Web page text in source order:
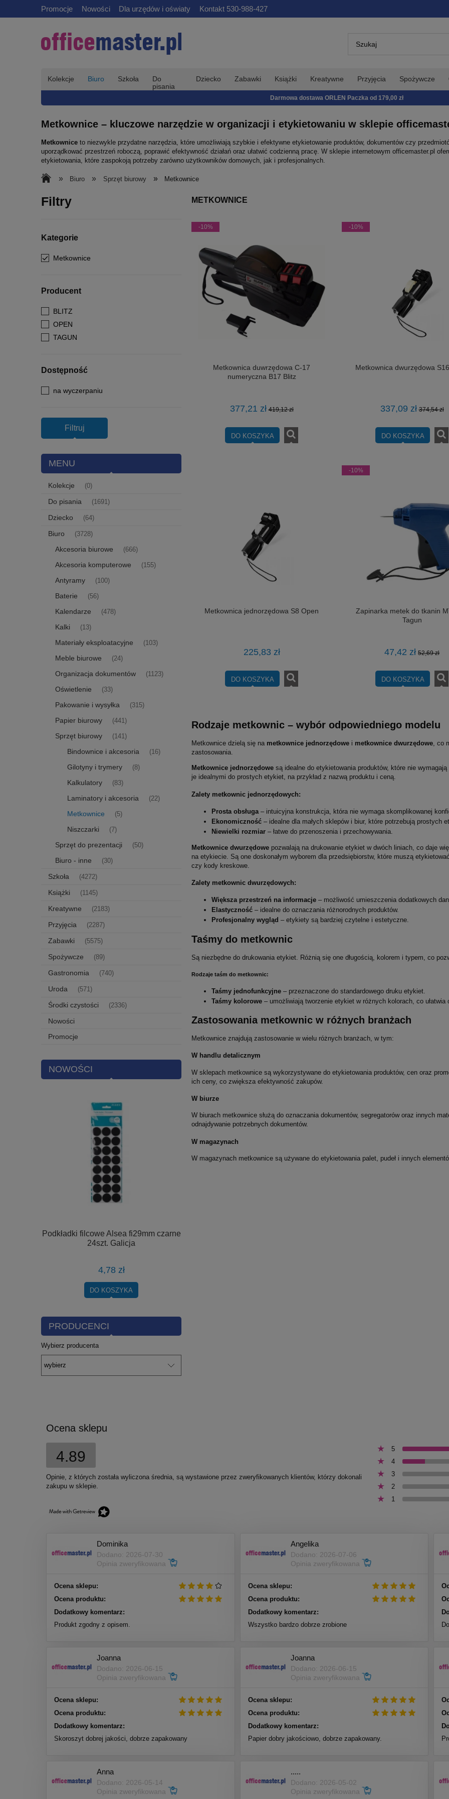
Promocje Nowości Dla urzędów i oświaty Kontakt 530-988-427
Kolekcje Biuro Szkoła
Do
pisania
Dziecko Zabawki Książki Kreatywne Przyjęcia Spożywcze
Darmowa dostawa ORLEN Paczka od 179,00 zł
Metkownice – kluczowe narzędzie w organizacji i etykietowaniu w sklepie
Metkownice to niezwykle przydatne narzędzia, które umożliwiają szybkie i efektywne etykietowanie produktów, dokumentów czy
uporządkować przestrzeń roboczą, poprawić efektywność działań oraz ułatwić codzienną pracę. W sklepie internetowym officemaster.pl
etykietowania, które zaspokoją potrzeby zarówno użytkowników domowych, jak i profesjonalnych.
» Biuro » Sprzęt biurowy » Metkownice
Filtry
Kategorie
Metkownice
Producent
BLITZ
OPEN
TAGUN
Dostępność
na wyczerpaniu
Filtruj
MENU
Kolekcje (0)
Do pisania (1691)
Dziecko (64)
Biuro (3728)
Akcesoria biurowe (666)
Akcesoria komputerowe (155)
Antyramy (100)
Baterie (56)
Kalendarze (478)
Kalki (13)
Materiały eksploatacyjne (103)
Meble biurowe (24)
Organizacja dokumentów (1123)
Oświetlenie (33)
Pakowanie i wysyłka (315)
Papier biurowy (441)
Sprzęt biurowy (141)
Bindownice i akcesoria (16)
Gilotyny i trymery (8)
Kalkulatory (83)
Laminatory i akcesoria (22)
Metkownice (5)
Niszczarki (7)
Sprzęt do prezentacji (50)
Biuro - inne (30)
Szkoła (4272)
Książki (1145)
Kreatywne (2183)
Przyjęcia (2287)
Zabawki (5575)
Spożywcze (89)
Gastronomia (740)
Uroda (571)
Środki czystości (2336)
Nowości
Promocje
NOWOŚCI
Podkładki filcowe Alsea fi29mm czarne
24szt. Galicja
4,78 zł
DO KOSZYKA
PRODUCENCI
Wybierz producenta
METKOWNICE
Metkownica duwrzędowa C-17
numeryczna B17 Blitz
377,21 zł 419,12 zł
DO KOSZYKA
-10%
Metkownica dwurzędowa
337,09 zł 374,54 zł
DO KOSZYKA
-10%
Metkownica jednorzędowa S8 Open
225,83 zł
DO KOSZYKA
Zapinarka metek do tkanin
Tagun
47,42 zł 52,69 zł
DO KOSZYKA
-10%
Rodzaje metkownic – wybór odpowiedniego modelu
Metkownice dzielą się na metkownice jednorzędowe i metkownice dwurzędowe, co
zastosowania.
Metkownice jednorzędowe są idealne do etykietowania produktów, które nie
je idealnymi do prostych etykiet, na przykład z nazwą produktu i ceną.
Zalety metkownic jednorzędowych:
Prosta obsługa – intuicyjna konstrukcja, która nie wymaga skomplikowanej
Ekonomiczność – idealne dla małych sklepów i biur, które potrzebują prostych
Niewielki rozmiar – łatwe do przenoszenia i przechowywania.
Metkownice dwurzędowe pozwalają na drukowanie etykiet w dwóch liniach, co daje
na etykiecie. Są one doskonałym wyborem dla przedsiębiorstw, które muszą
czy kody kreskowe.
Zalety metkownic dwurzędowych:
Większa przestrzeń na informacje – możliwość umieszczenia dodatkowych
Elastyczność – idealne do oznaczania różnorodnych produktów.
Profesjonalny wygląd – etykiety są bardziej czytelne i estetyczne.
Taśmy do metkownic
Są niezbędne do drukowania etykiet. Różnią się one długością, kolorem i typem, co
Rodzaje taśm do metkownic:
Taśmy jednofunkcyjne – przeznaczone do standardowego druku etykiet.
Taśmy kolorowe – umożliwiają tworzenie etykiet w różnych kolorach, co ułatwia
Zastosowania metkownic w różnych branżach
Metkownice znajdują zastosowanie w wielu różnych branżach, w tym:
W handlu detalicznym
W sklepach metkownice są wykorzystywane do etykietowania produktów, cen oraz
ich ceny, co zwiększa efektywność zakupów.
W biurze
W biurach metkownice służą do oznaczania dokumentów, segregatorów oraz innych
odnajdywanie potrzebnych dokumentów.
W magazynach
W magazynach metkownice są używane do etykietowania palet, pudeł i innych
Ocena sklepu
4.89
Opinie, z których została wyliczona średnia, są wystawione przez zweryfikowanych klientów, którzy dokonali
zakupu w sklepie.
5
4
3
2
1
Dominika
Dodano: 2026-07-30
Opinia zweryfikowana
Ocena sklepu:
Ocena produktu:
Dodatkowy komentarz:
Produkt zgodny z opisem.
Angelika
Dodano: 2026-07-06
Opinia zweryfikowana
Ocena sklepu:
Ocena produktu:
Dodatkowy komentarz:
Wszystko bardzo dobrze zrobione
Joanna
Dodano: 2026-06-15
Opinia zweryfikowana
Ocena sklepu:
Ocena produktu:
Dodatkowy komentarz:
Skoroszyt dobrej jakości, dobrze zapakowany
Joanna
Dodano: 2026-06-15
Opinia zweryfikowana
Ocena sklepu:
Ocena produktu:
Dodatkowy komentarz:
Papier dobry jakościowo, dobrze zapakowany.
Anna
Dodano: 2026-05-14
Opinia zweryfikowana
.....
Dodano: 2026-05-02
Opinia zweryfikowana